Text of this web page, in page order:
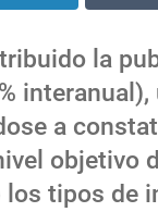
la
interanual),
a
objetivo
los tipos de